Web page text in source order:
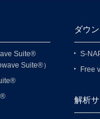
Suite®
Suite®）
ダウ
S-
Free
解析